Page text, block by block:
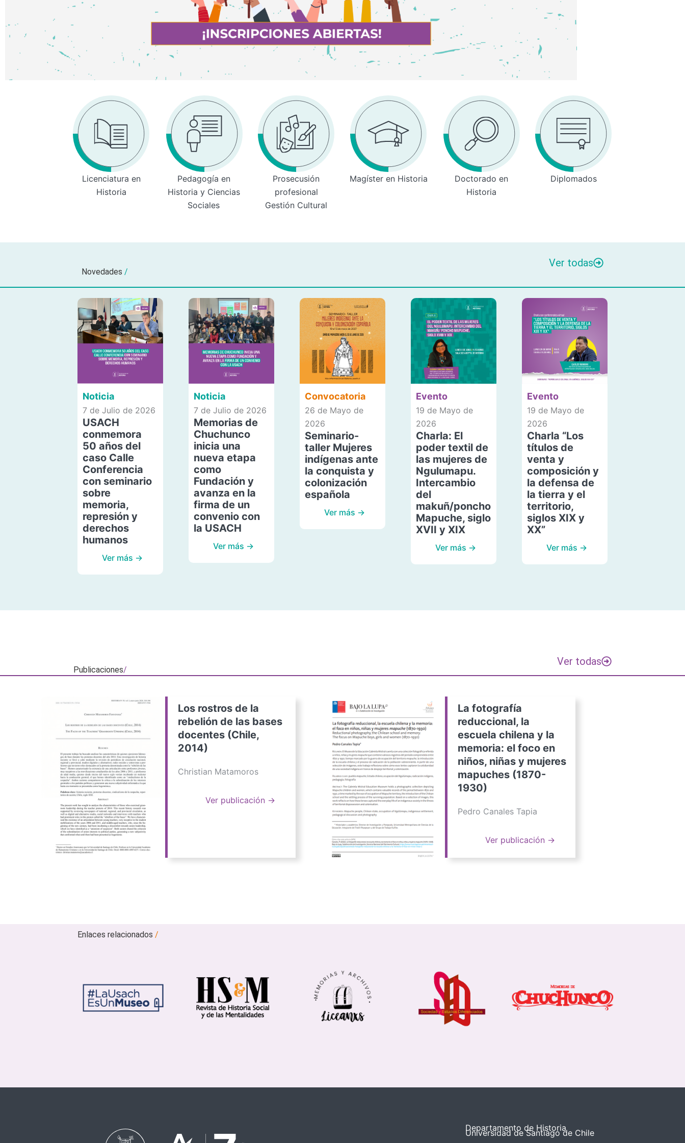
Licenciatura en
Historia
Pedagogía en
Historia y Ciencias
Sociales
Prosecusión
profesional
Gestión Cultural
Magíster en Historia
Doctorado en
Historia
Diplomados
Novedades /
Ver todas
Noticia
7 de Julio de 2026
USACH
conmemora
50 años del
caso Calle
Conferencia
con seminario
sobre
memoria,
represión y
derechos
humanos
Ver más →
Noticia
7 de Julio de 2026
Memorias de
Chuchunco
inicia una
nueva etapa
como
Fundación y
avanza en la
firma de un
convenio con
la USACH
Ver más →
Convocatoria
26 de Mayo de
2026
Seminario-
taller Mujeres
indígenas ante
la conquista y
colonización
española
Ver más →
Evento
19 de Mayo de
2026
Charla: El
poder textil de
las mujeres de
Ngulumapu.
Intercambio
del
makuñ/poncho
Mapuche, siglo
XVII y XIX
Ver más →
Evento
19 de Mayo de
2026
Charla “Los
títulos de
venta y
composición y
la defensa de
la tierra y el
territorio,
siglos XIX y
XX”
Ver más →
Publicaciones/
Ver todas
Los rostros de la
rebelión de las bases
docentes (Chile,
2014)
Christian Matamoros
Ver publicación →
La fotografía
reduccional, la
escuela chilena y la
memoria: el foco en
niños, niñas y mujeres
mapuches (1870-
1930)
Pedro Canales Tapia
Ver publicación →
Enlaces relacionados/
Departamento de Historia
Universidad de Santiago de Chile